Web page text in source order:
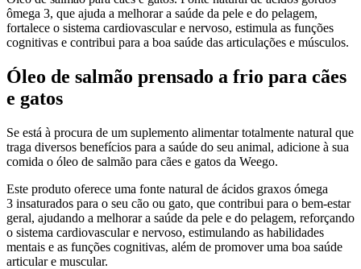
ômega 3, que ajuda a melhorar a saúde da pele e do pelagem,
fortalece o sistema cardiovascular e nervoso, estimula as funções
cognitivas e contribui para a boa saúde das articulações e músculos.
Óleo de salmão prensado a frio para cães
e gatos
Se está à procura de um suplemento alimentar totalmente natural que
traga diversos benefícios para a saúde do seu animal, adicione à sua
comida o óleo de salmão para cães e gatos da Weego.
Este produto oferece uma fonte natural de ácidos graxos ómega
3 insaturados para o seu cão ou gato, que contribui para o bem-estar
geral, ajudando a melhorar a saúde da pele e do pelagem, reforçando
o sistema cardiovascular e nervoso, estimulando as habilidades
mentais e as funções cognitivas, além de promover uma boa saúde
articular e muscular.